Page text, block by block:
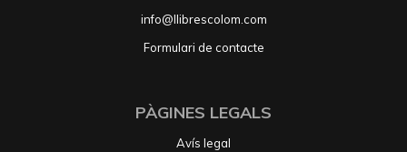
info@llibrescolom.com
Formulari de contacte
PÀGINES LEGALS
Avís legal